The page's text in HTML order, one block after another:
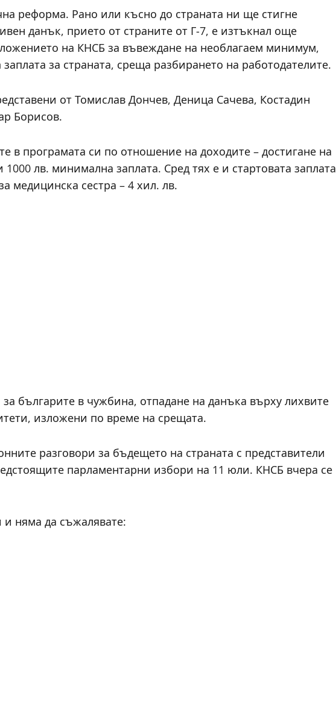
реформа. Рано или късно до страната ни ще стигне
данък, прието от страните от Г-7, е изтъкнал още
на КНСБ за въвеждане на необлагаем минимум,
за страната, среща разбирането на работодателите.
от Томислав Дончев, Деница Сачева, Костадин
Борисов.
в програмата си по отношение на доходите – достигане на
лв. минимална заплата. Сред тях е и стартовата заплата
медицинска сестра – 4 хил. лв.
българите в чужбина, отпадане на данъка върху лихвите
изложени по време на срещата.
разговори за бъдещето на страната с представители
парламентарни избори на 11 юли. КНСБ вчера се
няма да съжалявате: